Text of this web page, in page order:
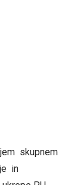
skupnem
in